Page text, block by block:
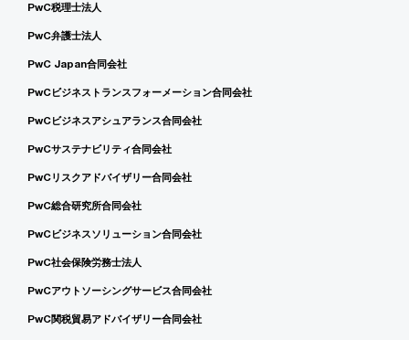
PwC税理士法人
PwC弁護士法人
PwC Japan合同会社
PwCビジネストランスフォーメーション合同会社
PwCビジネスアシュアランス合同会社
PwCサステナビリティ合同会社
PwCリスクアドバイザリー合同会社
PwC総合研究所合同会社
PwCビジネスソリューション合同会社
PwC社会保険労務士法人
PwCアウトソーシングサービス合同会社
PwC関税貿易アドバイザリー合同会社